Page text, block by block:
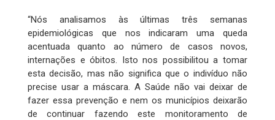
“Nós analisamos às últimas três semanas
epidemiológicas que nos indicaram uma queda
acentuada quanto ao número de casos novos,
internações e óbitos. Isto nos possibilitou a tomar
esta decisão, mas não significa que o indivíduo não
precise usar a máscara. A Saúde não vai deixar de
fazer essa prevenção e nem os municípios deixarão
de continuar fazendo este monitoramento de